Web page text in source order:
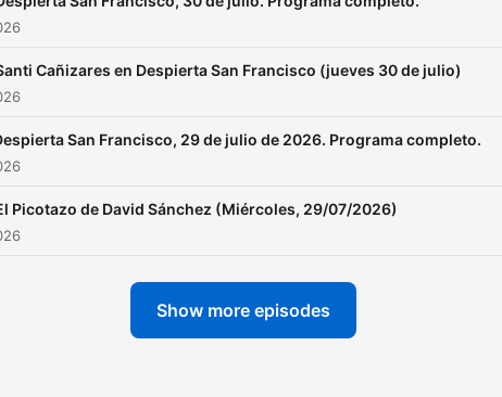
Cañizares en Despierta San Francisco (jueves 30 de julio)
San Francisco, 29 de julio de 2026. Programa completo.
Picotazo de David Sánchez (Miércoles, 29/07/2026)
Show more episodes